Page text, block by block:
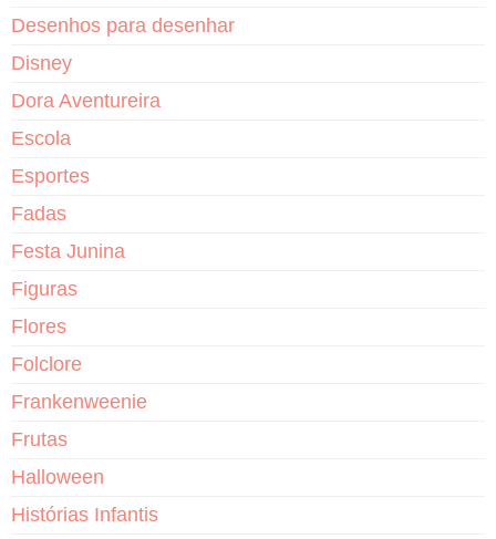
Desenhos para desenhar
Disney
Dora Aventureira
Escola
Esportes
Fadas
Festa Junina
Figuras
Flores
Folclore
Frankenweenie
Frutas
Halloween
Histórias Infantis